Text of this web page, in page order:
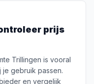
prijs
Trillingen is vooral
je gebruik passen.
en vergelijk